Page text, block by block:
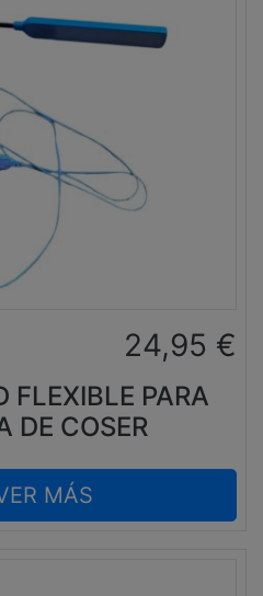
24,95 €
FLEXIBLE PARA
DE COSER
MÁS